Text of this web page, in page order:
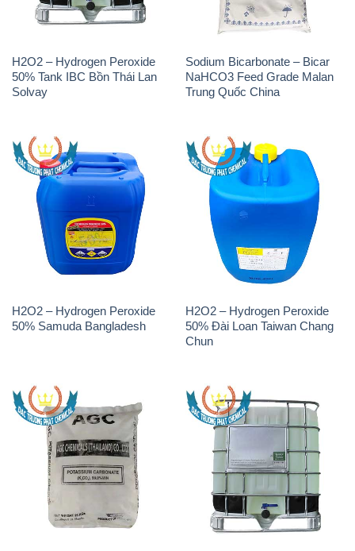
H2O2 – Hydrogen Peroxide
50% Samuda Bangladesh
H2O2 – Hydrogen Peroxide
50% Đài Loan Taiwan Chang
K2Co3 – Potassium
Carbonate AGC Thái Lan
Thailand
Javen – Sodium Hypochlorite
10-12% Việt Nam